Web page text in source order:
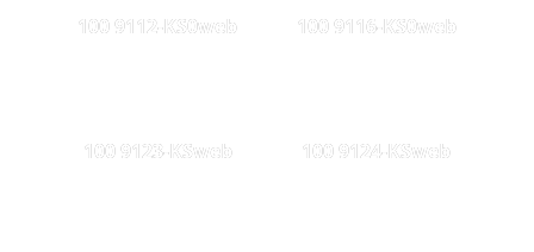
100 9112-KS0web 100 9116-KS0web
100 9123-KSweb 100 9124-KSweb